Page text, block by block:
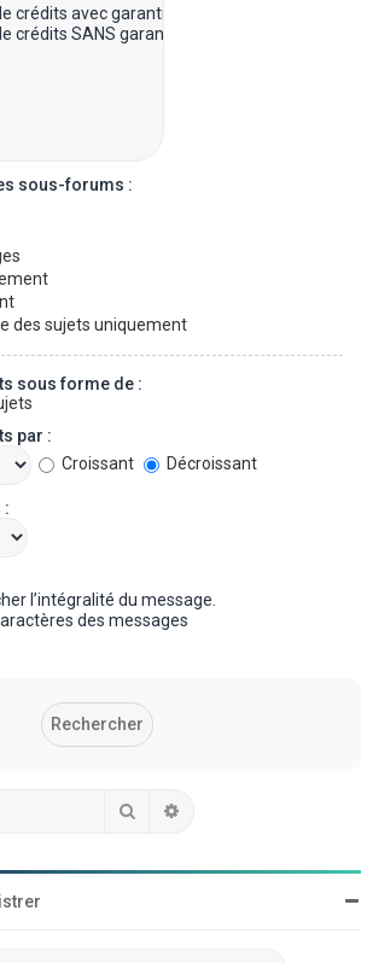
sous-forums :
des sujets uniquement
sous forme de :
par :
Croissant
Décroissant
:
l’intégralité du message.
des messages
Rechercher